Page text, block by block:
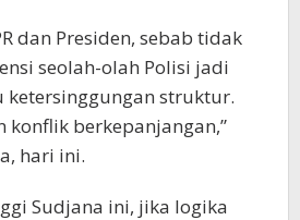
dan Presiden, sebab tidak
seolah-olah Polisi jadi
ketersinggungan struktur.
konflik berkepanjangan,”
hari ini.
Sudjana ini, jika logika